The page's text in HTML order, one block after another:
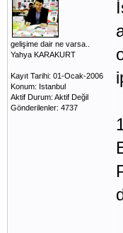
gelişime dair ne varsa..
Yahya KARAKURT
Kayıt Tarihi: 01-Ocak-2006
Konum: Istanbul
Aktif Durum: Aktif Değil
Gönderilenler: 4737